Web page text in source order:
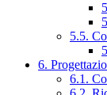
5.5.
6.
6.1.